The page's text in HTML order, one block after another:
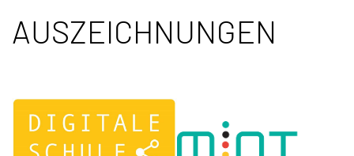
AUSZEICHNUNGEN